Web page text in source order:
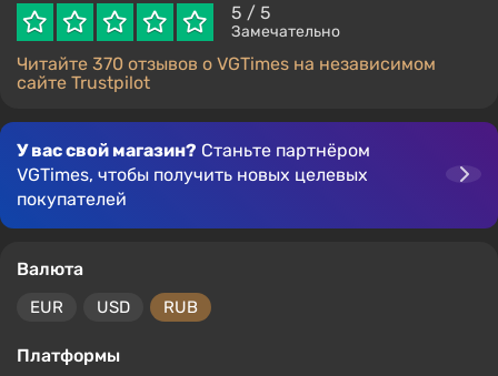
5 / 5
Замечательно
Читайте 370 отзывов о VGTimes на независимом
сайте Trustpilot
У вас свой магазин? Станьте партнёром
VGTimes, чтобы получить новых целевых
покупателей
Валюта
EUR USD RUB
Платформы